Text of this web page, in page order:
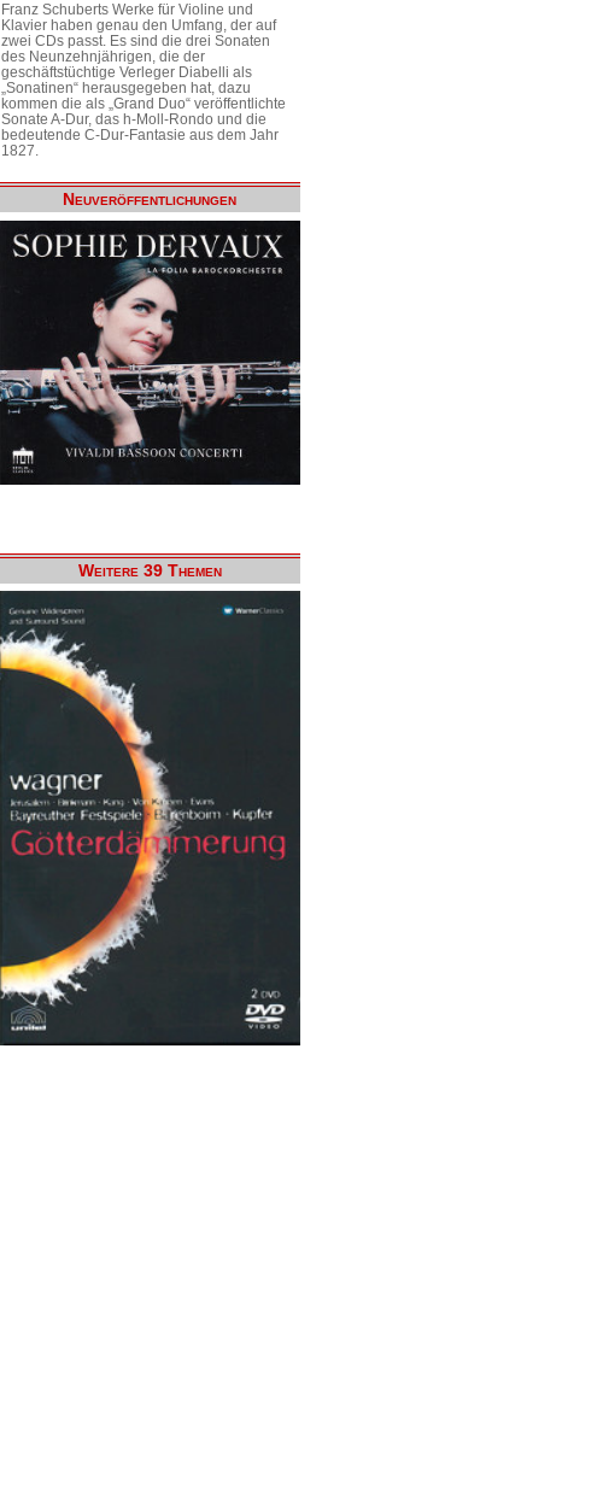
Franz Schuberts Werke für Violine und
Klavier haben genau den Umfang, der auf
zwei CDs passt. Es sind die drei Sonaten
des Neunzehnjährigen, die der
geschäftstüchtige Verleger Diabelli als
„Sonatinen“ herausgegeben hat, dazu
kommen die als „Grand Duo“ veröffentlichte
Sonate A-Dur, das h-Moll-Rondo und die
bedeutende C-Dur-Fantasie aus dem Jahr
1827.
Neuveröffentlichungen
Weitere 39 Themen